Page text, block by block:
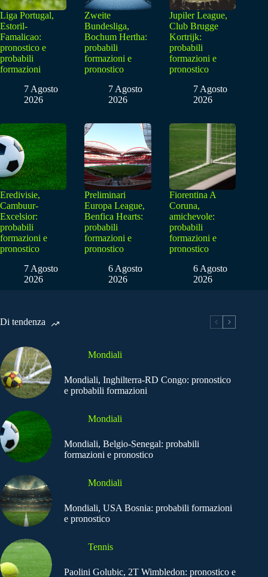
Liga Portugal,
Estoril-
Famalicao:
pronostico e
probabili
formazioni
7 Agosto
2026
Zweite
Bundesliga,
Bochum Hertha:
probabili
formazioni e
pronostico
7 Agosto
2026
Jupiler League,
Club Brugge
Kortrijk:
probabili
formazioni e
pronostico
7 Agosto
2026
Eredivisie,
Cambuur-
Excelsior:
probabili
formazioni e
pronostico
7 Agosto
2026
Preliminari
Europa League,
Benfica Hearts:
probabili
formazioni e
pronostico
6 Agosto
2026
Fiorentina A
Coruna,
amichevole:
probabili
formazioni e
pronostico
6 Agosto
2026
Di tendenza
Mondiali
Mondiali, Inghilterra-RD Congo: pronostico
e probabili formazioni
Mondiali
Mondiali, Belgio-Senegal: probabili
formazioni e pronostico
Mondiali
Mondiali, USA Bosnia: probabili formazioni
e pronostico
Tennis
Paolini Golubic, 2T Wimbledon: pronostico e